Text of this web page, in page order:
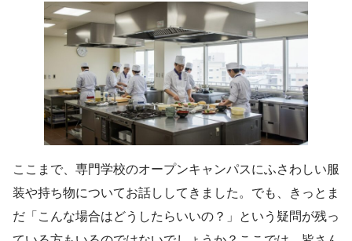
ここまで、専門学校のオープンキャンパスにふさわしい服
装や持ち物についてお話ししてきました。でも、きっとま
だ「こんな場合はどうしたらいいの？」という疑問が残っ